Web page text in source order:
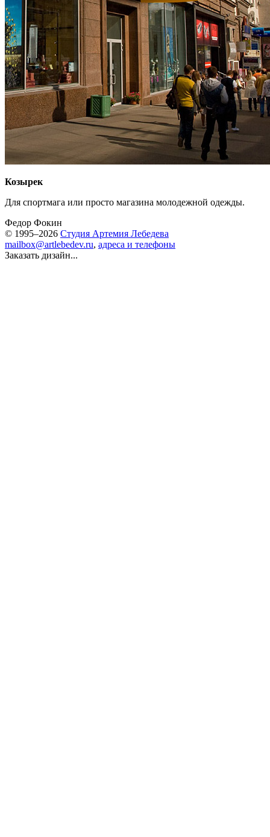
Козырек
Для спортмага или просто магазина молодежной одежды.
Федор Фокин
© 1995–2026 Студия Артемия Лебедева
mailbox@artlebedev.ru, адреса и телефоны
Заказать дизайн...